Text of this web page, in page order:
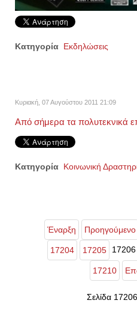
Κατηγορία Εκδηλώσεις
Κυριακή, 07 Αυγούστου 2011 21:09
Από σήμερα τα πολυτεκνικά
Κατηγορία Κοινωνική
Έναρξη Προηγούμενο
17204 17205 17206
17210
Σελίδα